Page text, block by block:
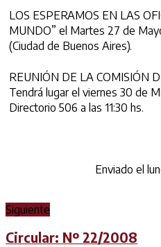
LOS ESPERAMOS EN LAS
MUNDO” el Martes 27 de
(Ciudad de Buenos Aires).
REUNIÓN DE LA COMISIÓN
Tendrá lugar el viernes 30 de
Directorio 506 a las 11:30 hs.
Enviado el
Siguiente
Circular: Nº 22/2008